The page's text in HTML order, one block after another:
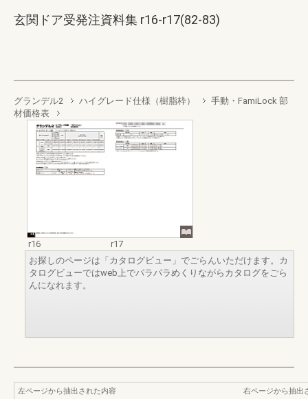
玄関ドア受発注資料集 r16-r17(82-83)
グランデル2 ハイグレード仕様（樹脂枠）
手動・FamiLock 部
材価格表
r16
r17
お探しのページは「カタログビュー」でごらんいただけます。カ
タログビューではweb上でパラパラめくりながらカタログをごら
んになれます。
左ページから抽出された内容
右ページから抽出